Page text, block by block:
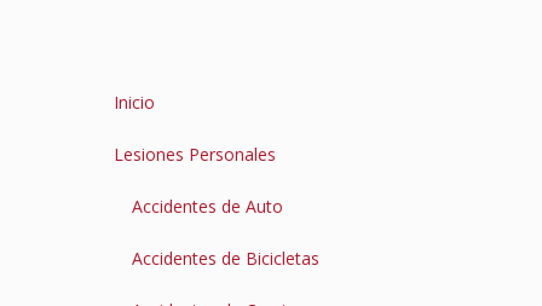
Inicio
Lesiones Personales
Accidentes de Auto
Accidentes de Bicicletas